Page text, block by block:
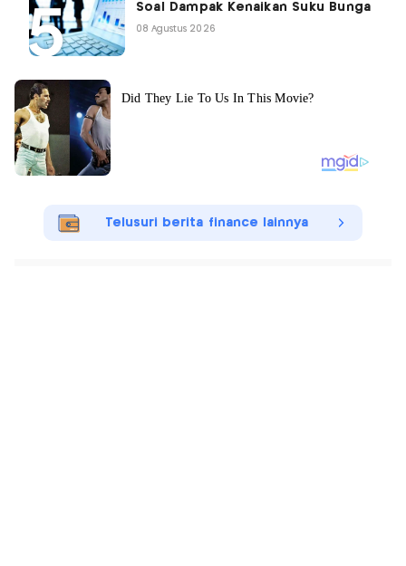
Soal Dampak Kenaikan Suku Bunga
08 Agustus 2026
Telusuri berita finance lainnya